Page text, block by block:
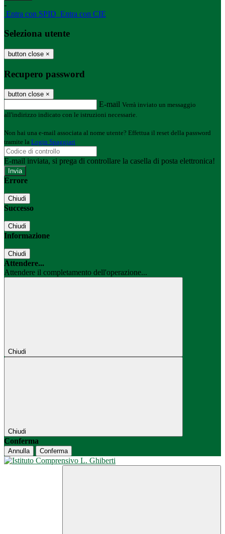
-
Entra con SPID Entra con CIE
Seleziona utente
button close ×
Recupero password
button close ×
E-mail Verrà inviato un messaggio
all'indirizzo indicato con le istruzioni necessarie.
Non hai una e-mail associata al nome utente? Effettua il reset della password
tramite la Login Spaggiari
E-mail inviata, si prega di controllare la casella di posta elettronica!
Errore
Chiudi
Successo
Chiudi
Informazione
Chiudi
Attendere...
Attendere il completamento dell'operazione...
Chiudi
Chiudi
Conferma
Annulla Conferma